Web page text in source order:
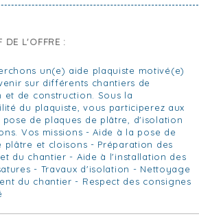
DE L'OFFRE :
un(e) aide plaquiste motivé(e)
sur différents chantiers de
et de construction. Sous la
du plaquiste, vous participerez aux
pose de plaques de plâtre, d'isolation
Vos missions - Aide à la pose de
plâtre et cloisons - Préparation des
du chantier - Aide à l'installation des
- Travaux d'isolation - Nettoyage
du chantier - Respect des consignes